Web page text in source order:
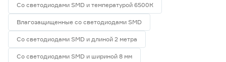
Со светодиодами SMD и температурой 6500К
Влагозащищенные со светодиодами SMD
Со светодиодами SMD и длиной 2 метра
Со светодиодами SMD и шириной 8 мм